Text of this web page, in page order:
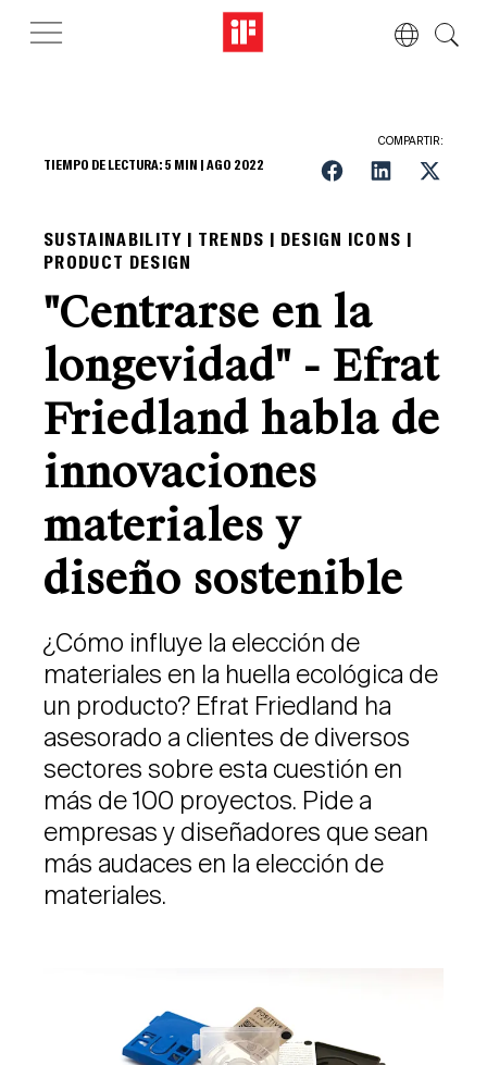
TIEMPO DE LECTURA: 5 MIN | AGO 2022
COMPARTIR:
SUSTAINABILITY | TRENDS | DESIGN ICONS |
PRODUCT DESIGN
"Centrarse en la
longevidad" - Efrat
Friedland habla de
innovaciones
materiales y
diseño sostenible
¿Cómo influye la elección de
materiales en la huella ecológica de
un producto? Efrat Friedland ha
asesorado a clientes de diversos
sectores sobre esta cuestión en
más de 100 proyectos. Pide a
empresas y diseñadores que sean
más audaces en la elección de
materiales.